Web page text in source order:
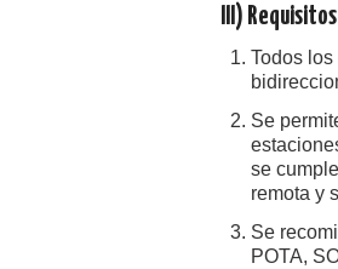
III)
Todos
Se
se
remota y
Se
POTA,